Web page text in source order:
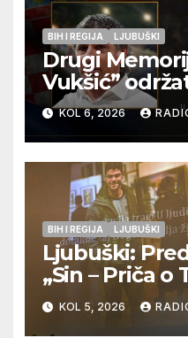
BIH I REGIJA LJUBUŠKI
Drugi
Vukšić”
12. kolovoza
KOL 6, 2026
BIH I REGIJA LJUBUŠKI
Ljubuški:
„Sin – Priča o
Zdenka
KOL 5, 2026